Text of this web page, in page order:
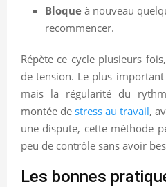
Bloque à nouveau
recommencer.
Répète ce cycle plusieurs
de tension. Le plus important
mais la régularité du
montée de stress au travail,
une dispute, cette méthode
peu de contrôle sans avoir
Les bonnes